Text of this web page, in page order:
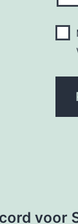
voor